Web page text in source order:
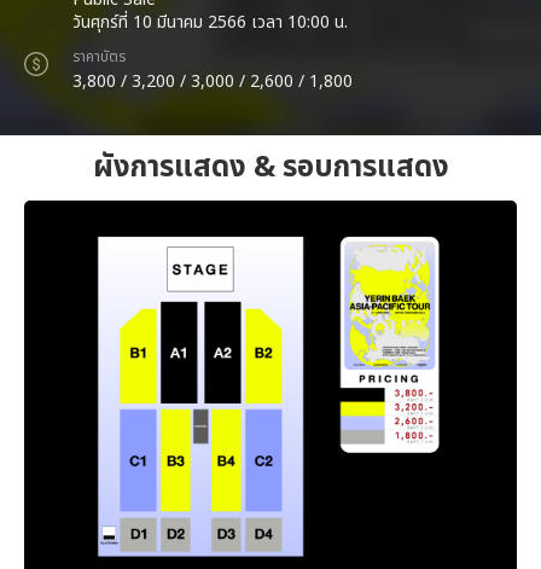
วันศุกร์ที่ 10 มีนาคม 2566 เวลา 10:00 น.
ราคาบัตร
3,800 / 3,200 / 3,000 / 2,600 / 1,800
ผังการแสดง & รอบการแสดง